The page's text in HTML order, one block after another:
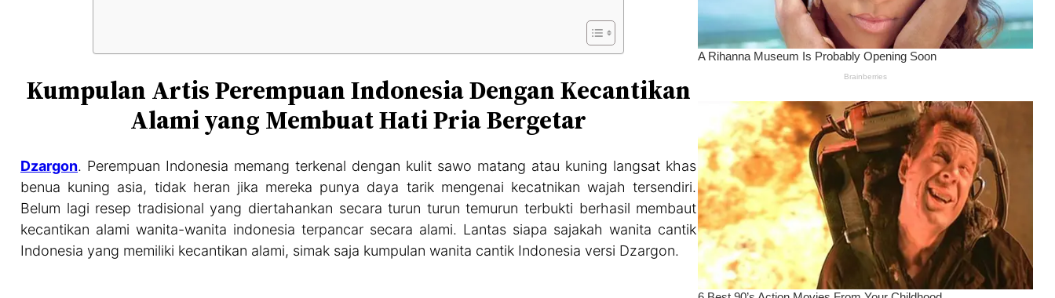
Kumpulan Artis Perempuan Indonesia Dengan Kecantikan
Alami yang Membuat Hati Pria Bergetar
Dzargon. Perempuan Indonesia memang terkenal dengan kulit sawo matang atau kuning langsat khas
benua kuning asia, tidak heran jika mereka punya daya tarik mengenai kecatnikan wajah tersendiri.
Belum lagi resep tradisional yang diertahankan secara turun turun temurun terbukti berhasil membaut
kecantikan alami wanita-wanita indonesia terpancar secara alami. Lantas siapa sajakah wanita cantik
Indonesia yang memiliki kecantikan alami, simak saja kumpulan wanita cantik Indonesia versi Dzargon.